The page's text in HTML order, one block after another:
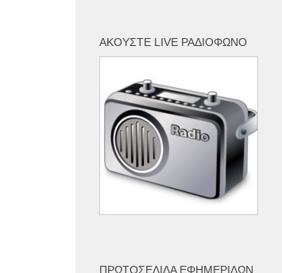
ΑΚΟΎΣΤΕ LIVE ΡΑΔΙΌΦΩΝΟ
ΠΡΩΤΟΣΈΛΙΔΑ ΕΦΗΜΕΡΊΔΩΝ